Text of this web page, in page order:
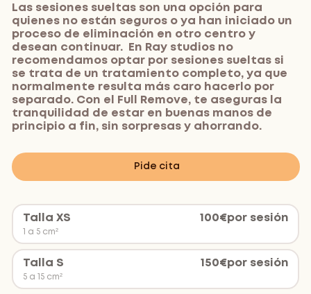
Las sesiones sueltas son una opción para
quienes no están seguros o ya han iniciado un
proceso de eliminación en otro centro y
desean continuar. En Ray studios no
recomendamos optar por sesiones sueltas si
se trata de un tratamiento completo, ya que
normalmente resulta más caro hacerlo por
separado. Con el Full Remove, te aseguras la
tranquilidad de estar en buenas manos de
principio a fin, sin sorpresas y ahorrando.
Pide cita
Talla XS
1 a 5 cm²
100€por sesión
Talla S
5 a 15 cm²
150€por sesión